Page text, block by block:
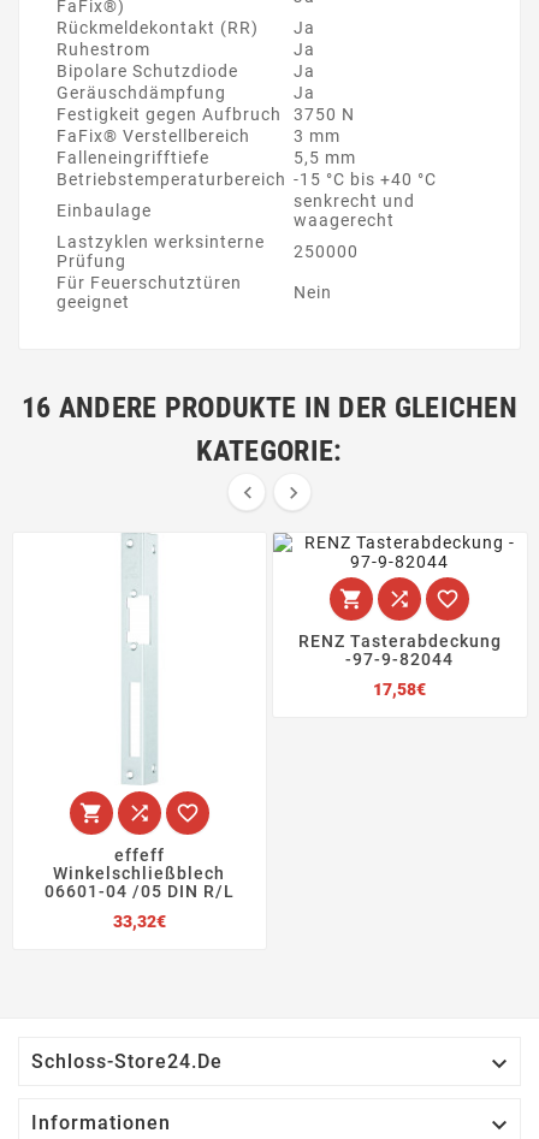
FaFix®)
Rückmeldekontakt (RR)
Ja
Ruhestrom
Ja
Bipolare Schutzdiode
Ja
Geräuschdämpfung
Ja
Festigkeit gegen Aufbruch
3750 N
FaFix® Verstellbereich
3 mm
Falleneingrifftiefe
5,5 mm
Betriebstemperaturbereich -15 °C bis +40 °C
Einbaulage
senkrecht und
waagerecht
Lastzyklen werksinterne
Prüfung
250000
Für Feuerschutztüren
geeignet
Nein
16 ANDERE PRODUKTE IN DER GLEICHEN
KATEGORIE:
 
  
effeff
Winkelschließblech
06601-04 /05 DIN R/L
33,32€Preis
  
RENZ Tasterabdeckung
-97-9-82044
17,58€Preis
Schloss-Store24.de 
Informationen 